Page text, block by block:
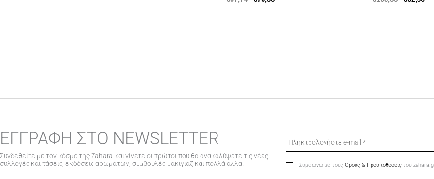
ΕΓΓΡΑΦΗ ΣΤΟ NEWSLETTER
Συνδεθείτε με τον κόσμο της Zahara και γίνετε οι πρώτοι που θα ανακαλύψετε τις νέες
συλλογές και τάσεις, εκδόσεις αρωμάτων, συμβουλές μακιγιάζ και πολλά άλλα.
Συμφωνώ με τουςΌρους & Προϋποθέσεις του